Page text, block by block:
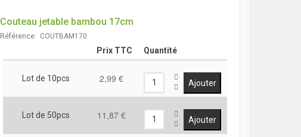
Couteau jetable bambou 17cm
Référence: COUTBAM170
Prix TTC Quantité
Lot de 10pcs 2,99 €
Lot de 50pcs 11,87 €